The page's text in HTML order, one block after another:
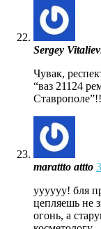
Sergey
Чувак,
“ваз 21124
marattto attto
уууууу! бля
цепляешь не
огонь, а